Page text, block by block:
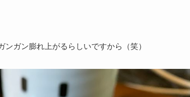
ガン膨れ上がるらしいですから（笑）